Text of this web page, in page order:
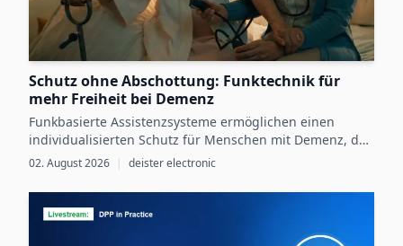
Schutz ohne Abschottung: Funktechnik für
mehr Freiheit bei Demenz
Funkbasierte Assistenzsysteme ermöglichen einen
individualisierten Schutz für Menschen mit Demenz, der
Sicherheit mit größtmöglicher Selbstbestimmung
verbindet.
02. August 2026 | deister electronic